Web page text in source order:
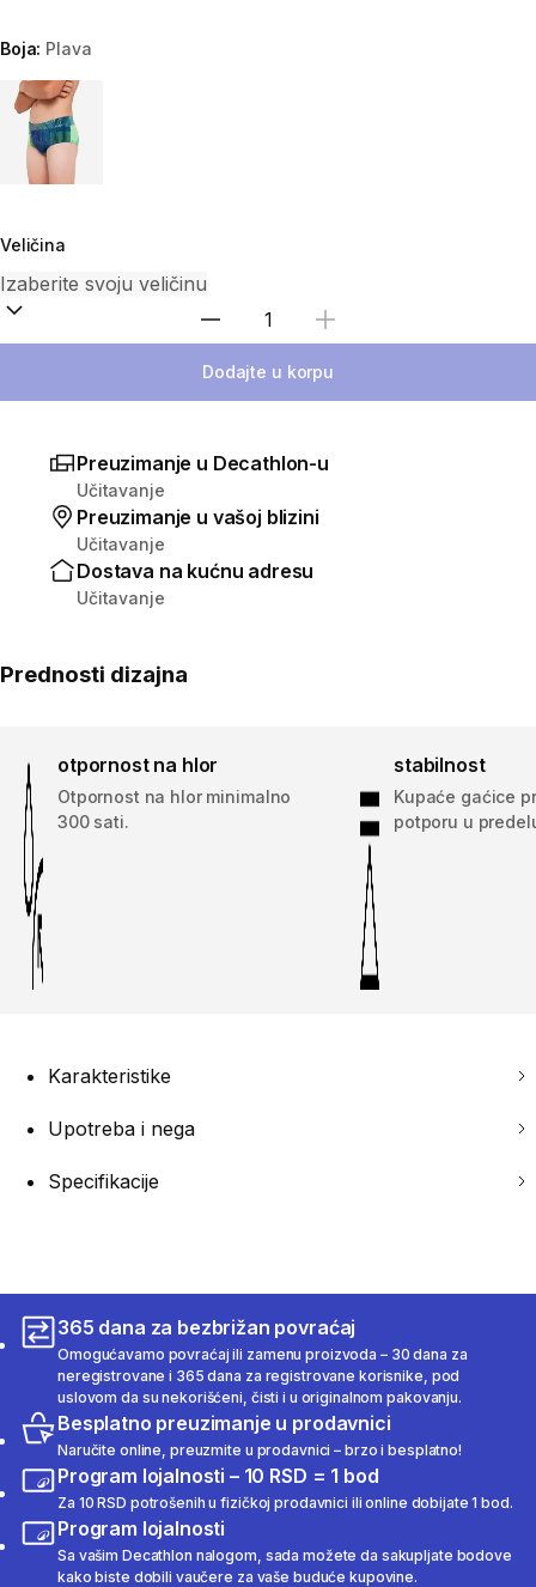
Boja: Plava
Choose a variant
Veličina
Izaberi količinu
Dodajte u korpu
Preuzimanje u Decathlon-u
Učitavanje
Preuzimanje u vašoj blizini
Učitavanje
Dostava na kućnu adresu
Učitavanje
Prednosti dizajna
otpornost na hlor
Otpornost na hlor minimalno
300 sati.
stabilnost
Kupaće gaćice
potporu u
Karakteristike
Upotreba i nega
Specifikacije
365 dana za bezbrižan povraćaj
Omogućavamo povraćaj ili zamenu proizvoda – 30 dana za
neregistrovane i 365 dana za registrovane korisnike, pod
uslovom da su nekorišćeni, čisti i u originalnom pakovanju.
Besplatno preuzimanje u prodavnici
Naručite online, preuzmite u prodavnici – brzo i besplatno!
Program lojalnosti – 10 RSD = 1 bod
Za 10 RSD potrošenih u fizičkoj prodavnici ili online dobijate 1 bod.
Program lojalnosti
Sa vašim Decathlon nalogom, sada možete da sakupljate bodove
kako biste dobili vaučere za vaše buduće kupovine.